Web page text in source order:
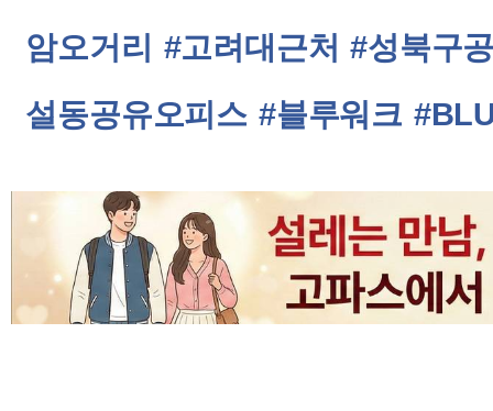
암오거리 #고려대근처 #성북구
설동공유오피스 #블루워크